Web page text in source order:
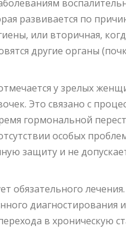
развивается по
или вторичная,
другие органы
у зрелых
Это связано с
гормональной
особых
защиту и не
обязательного
диагностирования
в хроническую